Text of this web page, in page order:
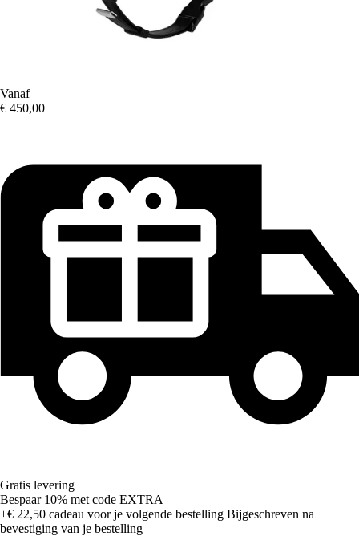
Vanaf
€ 450,00
Gratis levering
Bespaar 10% met code EXTRA
+€ 22,50 cadeau voor je volgende bestelling Bijgeschreven na
bevestiging van je bestelling